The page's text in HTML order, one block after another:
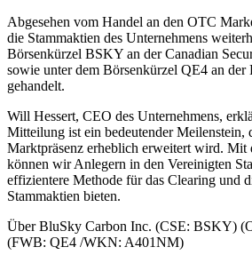
Abgesehen vom Handel an den OTC
die Stammaktien des Unternehmens
Börsenkürzel BSKY an der Canadian
sowie unter dem Börsenkürzel QE4 an
gehandelt.
Will Hessert, CEO des Unternehmens,
Mitteilung ist ein bedeutender Meilenstein,
Marktpräsenz erheblich erweitert wird. Mit
können wir Anlegern in den Vereinigten
effizientere Methode für das Clearing und
Stammaktien bieten.
Über BluSky Carbon Inc. (CSE: BSKY)
(FWB: QE4 /WKN: A401NM)